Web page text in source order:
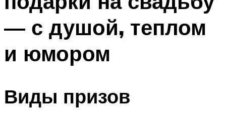
— с душой, теплом
и юмором
Виды призов